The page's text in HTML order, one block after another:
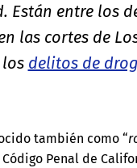
Están entre los
las cortes de
delitos de
también como “
Penal de